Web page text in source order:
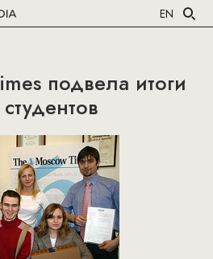
EN
подвела итоги